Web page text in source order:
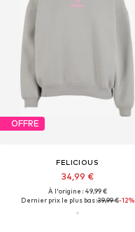
OFFRE
FELICIOUS
34,99 €
À l'origine : 49,99 €
Dernier prix le plus bas :39,99 €-12%